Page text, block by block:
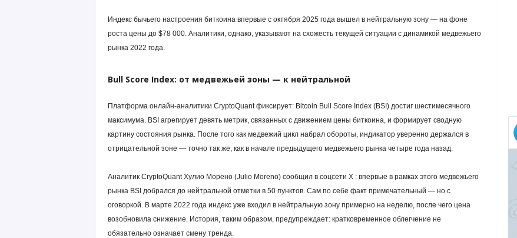
Индекс бычьего настроения биткоина впервые с октября 2025 года вышел в нейтральную зону — на фоне
роста цены до $78 000. Аналитики, однако, указывают на схожесть текущей ситуации с динамикой медвежьего
рынка 2022 года.
Bull Score Index: от медвежьей зоны — к нейтральной
Платформа онлайн-аналитики CryptoQuant фиксирует: Bitcoin Bull Score Index (BSI) достиг шестимесячного
максимума. BSI агрегирует девять метрик, связанных с движением цены биткоина, и формирует сводную
картину состояния рынка. После того как медвежий цикл набрал обороты, индикатор уверенно держался в
отрицательной зоне — точно так же, как в начале предыдущего медвежьего рынка четыре года назад.
Аналитик CryptoQuant Хулио Морено (Julio Moreno) сообщил в соцсети X : впервые в рамках этого медвежьего
рынка BSI добрался до нейтральной отметки в 50 пунктов. Сам по себе факт примечательный — но с
оговоркой. В марте 2022 года индекс уже входил в нейтральную зону примерно на неделю, после чего цена
возобновила снижение. История, таким образом, предупреждает: кратковременное облегчение не
обязательно означает смену тренда.